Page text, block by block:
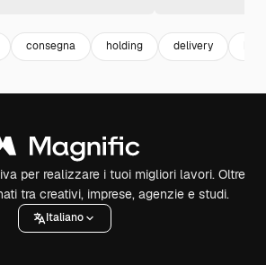
consegna holding delivery
per realizzare i tuoi migliori lavori. Oltre
tra creativi, imprese, agenzie e studi.
Italiano